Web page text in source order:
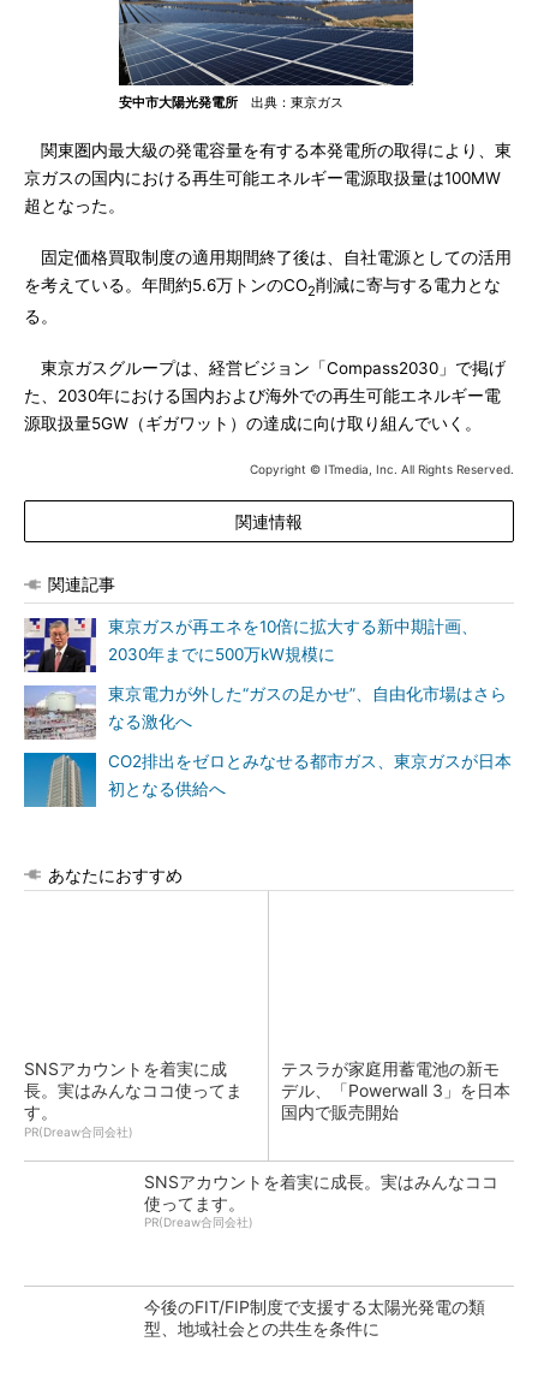
安中市大陽光発電所 出典：東京ガス
関東圏内最大級の発電容量を有する本発電所の取得により、東
京ガスの国内における再生可能エネルギー電源取扱量は100MW
超となった。
固定価格買取制度の適用期間終了後は、自社電源としての活用
を考えている。年間約5.6万トンのCO2削減に寄与する電力とな
る。
東京ガスグループは、経営ビジョン「Compass2030」で掲げ
た、2030年における国内および海外での再生可能エネルギー電
源取扱量5GW（ギガワット）の達成に向け取り組んでいく。
Copyright © ITmedia, Inc. All Rights Reserved.
関連情報
関連記事
東京ガスが再エネを10倍に拡大する新中期計画、
2030年までに500万kW規模に
東京電力が外した“ガスの足かせ”、自由化市場はさら
なる激化へ
CO2排出をゼロとみなせる都市ガス、東京ガスが日本
初となる供給へ
あなたにおすすめ
SNSアカウントを着実に成
長。実はみんなココ使ってま
す。
PR(Dreaw合同会社)
テスラが家庭用蓄電池の新モ
デル、「Powerwall 3」を日本
国内で販売開始
SNSアカウントを着実に成長。実はみんなココ
使ってます。
PR(Dreaw合同会社)
今後のFIT/FIP制度で支援する太陽光発電の類
型、地域社会との共生を条件に